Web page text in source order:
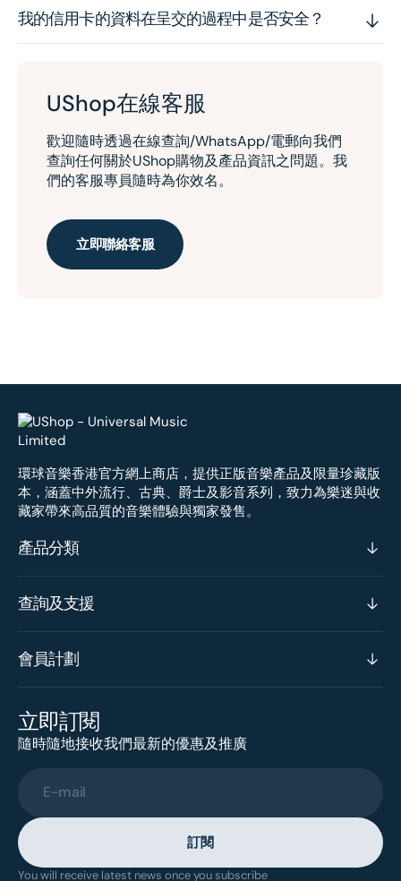
我的信用卡的資料在呈交的過程中是否安全？
UShop在線客服
歡迎隨時透過在線查詢/WhatsApp/電郵向我們
查詢任何關於UShop購物及產品資訊之問題。我
們的客服專員隨時為你效名。
立即聯絡客服
環球音樂香港官方網上商店，提供正版音樂產品及限量珍藏版
本，涵蓋中外流行、古典、爵士及影音系列，致力為樂迷與收
藏家帶來高品質的音樂體驗與獨家發售。
產品分類
查詢及支援
會員計劃
立即訂閱
隨時隨地接收我們最新的優惠及推廣
E-mail
訂閱
You will receive latest news once you subscribe